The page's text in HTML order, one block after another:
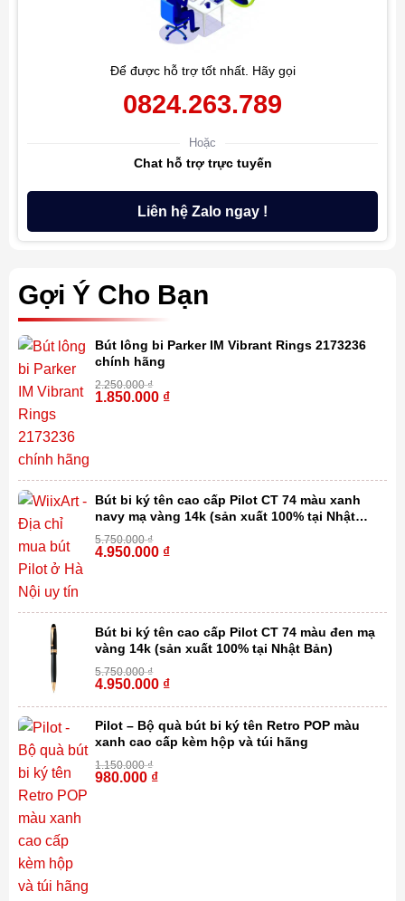
Để được hỗ trợ tốt nhất. Hãy gọi
0824.263.789
Hoặc
Chat hỗ trợ trực tuyến
Liên hệ Zalo ngay !
Gợi Ý Cho Bạn
Bút lông bi Parker IM Vibrant Rings 2173236
chính hãng
2.250.000₫
1.850.000 ₫
Bút bi ký tên cao cấp Pilot CT 74 màu xanh
navy mạ vàng 14k (sản xuất 100% tại Nhật
Bản)
5.750.000₫
4.950.000 ₫
Bút bi ký tên cao cấp Pilot CT 74 màu đen mạ
vàng 14k (sản xuất 100% tại Nhật Bản)
5.750.000₫
4.950.000 ₫
Pilot – Bộ quà bút bi ký tên Retro POP màu
xanh cao cấp kèm hộp và túi hãng
1.150.000₫
980.000 ₫